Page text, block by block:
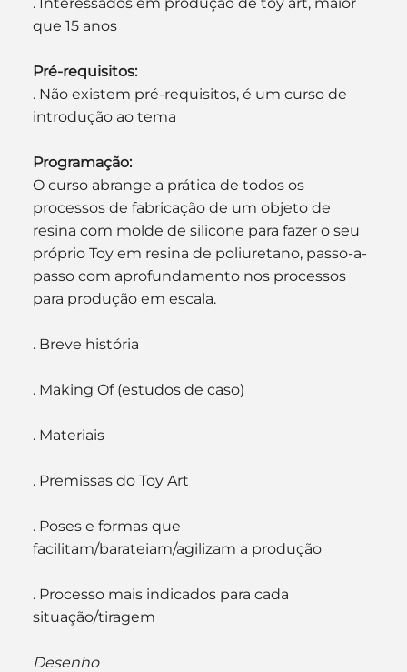
que 15 anos
Pré-requisitos:
. Não existem pré-requisitos, é um curso de
introdução ao tema
Programação:
O curso abrange a prática de todos os
processos de fabricação de um objeto de
resina com molde de silicone para fazer o seu
próprio Toy em resina de poliuretano, passo-a-
passo com aprofundamento nos processos
para produção em escala.
. Breve história
. Making Of (estudos de caso)
. Materiais
. Premissas do Toy Art
. Poses e formas que
facilitam/barateiam/agilizam a produção
. Processo mais indicados para cada
situação/tiragem
Desenho